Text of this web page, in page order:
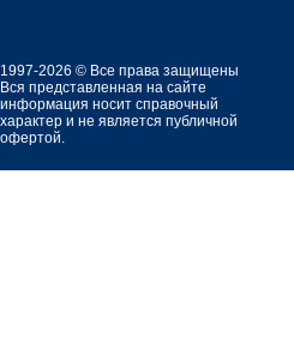
1997-2026 © Все права защищены
Вся представленная на сайте
информация носит справочный
характер и не является публичной
офертой.